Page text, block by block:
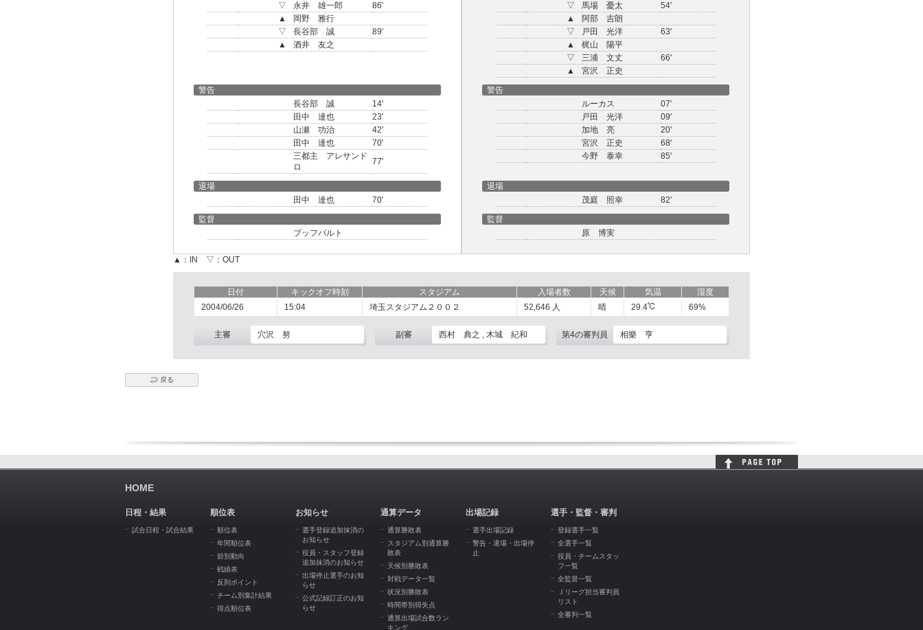
▽
永井 雄一郎
86'
▲
岡野 雅行
▽
長谷部 誠
89'
▲
酒井 友之
▽
馬場 憂太
54'
▲
阿部 吉朗
▽
戸田 光洋
63'
▲
梶山 陽平
▽
三浦 文丈
66'
▲
宮沢 正史
警告
長谷部 誠
14'
田中 達也
23'
山瀬 功治
42'
田中 達也
70'
三都主 アレサンド
ロ
77'
警告
ルーカス
07'
戸田 光洋
09'
加地 亮
20'
宮沢 正史
68'
今野 泰幸
85'
退場
田中 達也
70'
退場
茂庭 照幸
82'
監督
ブッフバルト
監督
原 博実
▲：IN ▽：OUT
日付 キックオフ時刻 スタジアム 入場者数 天候 気温
湿度
2004/06/26
15:04 埼玉スタジアム２００２ 52,646 人 晴 29.4 69%
主審 穴沢 努 副審 西村 典之 , 木城 紀和 第4の審判員 相樂 亨
戻る
HOME
日程・結果
試合日程・試合結果
順位表
順位表
年間順位表
節別動向
戦績表
反則ポイント
チーム別集計結果
得点順位表
お知らせ
選手登録追加抹消の
お知らせ
役員・スタッフ登録
追加抹消のお知らせ
出場停止選手のお知
らせ
公式記録訂正のお知
らせ
通算データ
通算勝敗表
スタジアム別通算勝
敗表
天候別勝敗表
対戦データ一覧
状況別勝敗表
時間帯別得失点
通算出場試合数ラン
キング
出場記録
選手出場記録
警告・退場・出場停
止
選手・監督・審判
登録選手一覧
全選手一覧
役員・チームスタッ
フ一覧
全監督一覧
Ｊリーグ担当審判員
リスト
全審判一覧